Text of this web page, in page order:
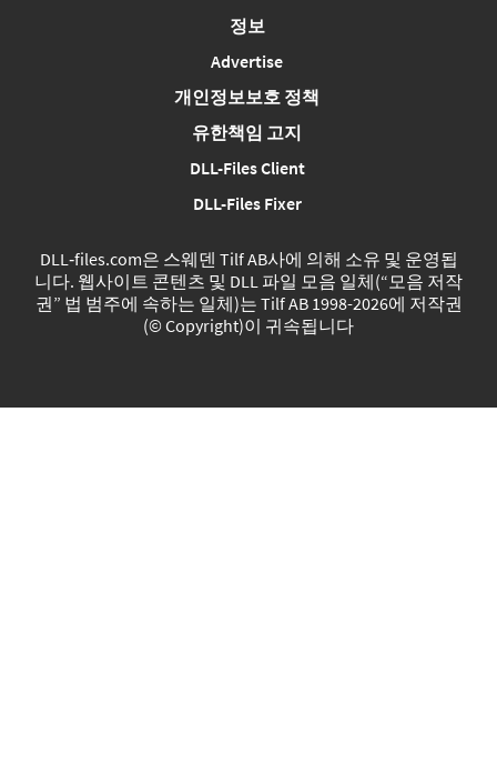
정보
Advertise
개인정보보호 정책
유한책임 고지
DLL-Files Client
DLL-Files Fixer
DLL‑files.com은 스웨덴 Tilf AB사에 의해 소유 및 운영됩
니다. 웹사이트 콘텐츠 및 DLL 파일 모음 일체(“모음 저작
권” 법 범주에 속하는 일체)는 Tilf AB 1998-2026에 저작권
(© Copyright)이 귀속됩니다